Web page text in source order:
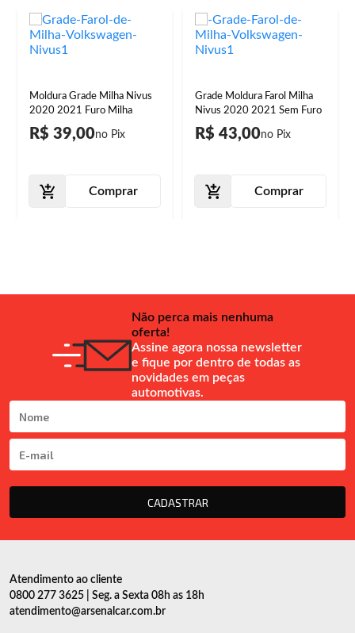
Moldura Grade Milha Nivus
2020 2021 Furo Milha
R$ 39,00
Comprar
Grade Moldura Farol Milha
Nivus 2020 2021 Sem Furo
R$ 43,00
Comprar
Não perca mais nenhuma
oferta!
Assine agora nossa newsletter
e fique por dentro de todas as
novidades em peças
automotivas.
CADASTRAR
Atendimento ao cliente
0800 277 3625 | Seg. a Sexta 08h as 18h
atendimento@arsenalcar.com.br